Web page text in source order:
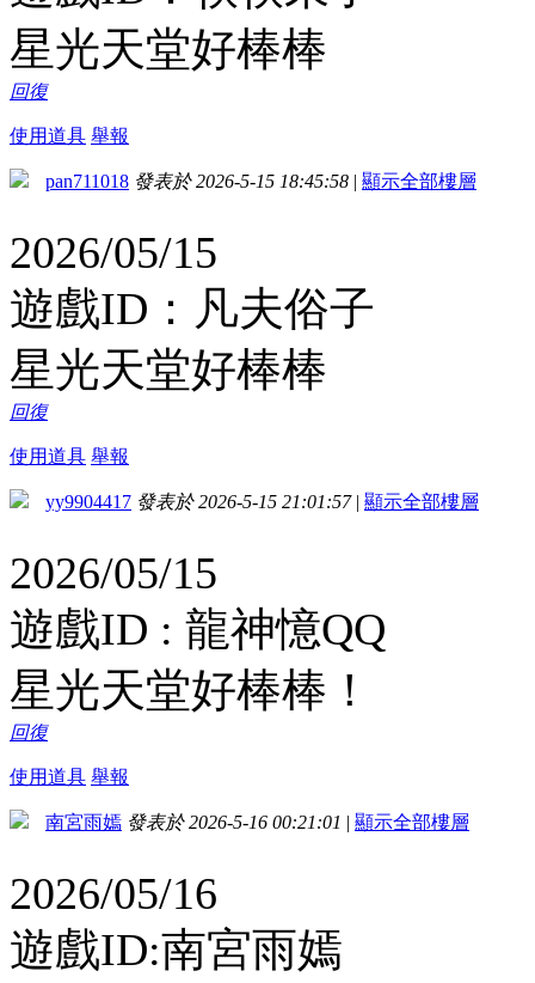
星光天堂好棒棒
回復
使用道具 舉報
pan711018 發表於 2026-5-15 18:45:58 | 顯示全部樓層
2026/05/15
遊戲ID：凡夫俗子
星光天堂好棒棒
回復
使用道具 舉報
yy9904417 發表於 2026-5-15 21:01:57 | 顯示全部樓層
2026/05/15
遊戲ID : 龍神憶QQ
星光天堂好棒棒！
回復
使用道具 舉報
南宮雨嫣 發表於 2026-5-16 00:21:01 | 顯示全部樓層
2026/05/16
遊戲ID:南宮雨嫣